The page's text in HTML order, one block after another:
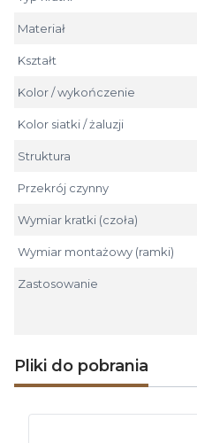
Materiał
Kształt
Kolor / wykończenie
Kolor siatki / żaluzji
Struktura
Przekrój czynny
Wymiar kratki (czoła)
Wymiar montażowy (ramki)
Zastosowanie
Pliki do pobrania